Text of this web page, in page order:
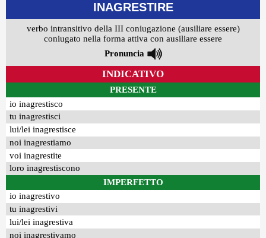
INAGRESTIRE
verbo intransitivo della III coniugazione (ausiliare essere)
coniugato nella forma attiva con ausiliare essere
Pronuncia
INDICATIVO
PRESENTE
io inagrestisco
tu inagrestisci
lui/lei inagrestisce
noi inagrestiamo
voi inagrestite
loro inagrestiscono
IMPERFETTO
io inagrestivo
tu inagrestivi
lui/lei inagrestiva
noi inagrestivamo